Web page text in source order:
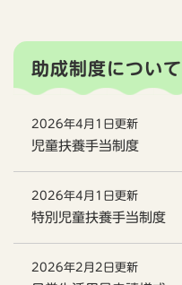
助成制度について
2026年4月1日更新
児童扶養手当制度
2026年4月1日更新
特別児童扶養手当制度
2026年2月2日更新